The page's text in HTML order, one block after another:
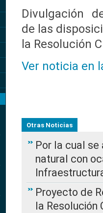
Divulgación
de las
la Resolución
Ver noticia en
Otras Noticias
Por la cual
natural con
Proyecto de
la Resolución